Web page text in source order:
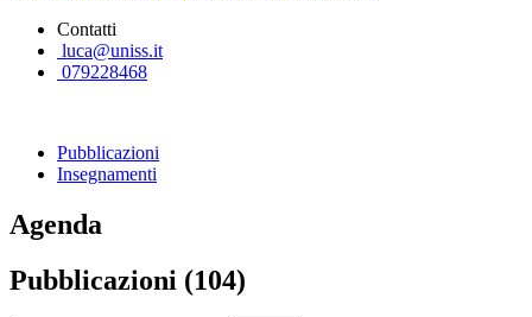
Contatti
luca@uniss.it
079228468
Pubblicazioni
Insegnamenti
Agenda
Pubblicazioni (104)